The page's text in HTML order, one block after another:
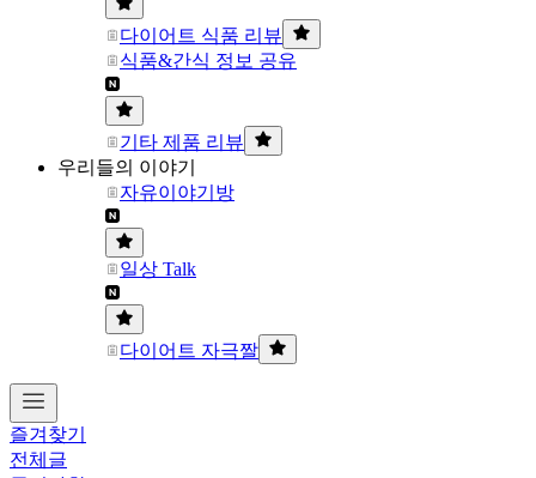
다이어트 식품 리뷰
식품&간식 정보 공유
기타 제품 리뷰
우리들의 이야기
자유이야기방
일상 Talk
다이어트 자극짤
즐겨찾기
전체글